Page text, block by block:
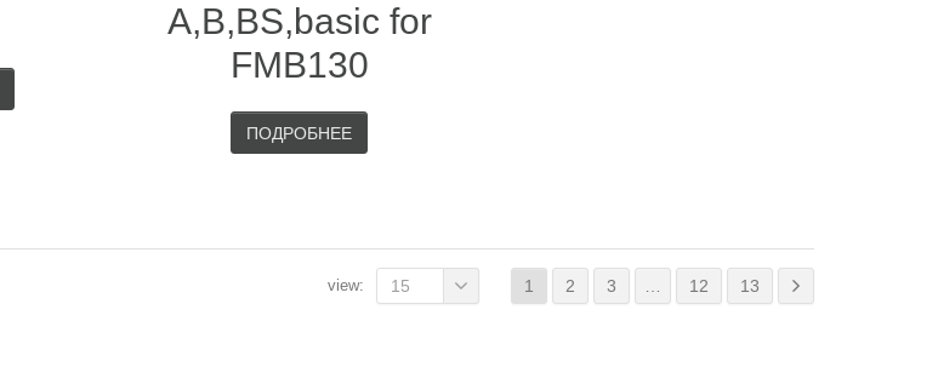
A,B,BS,basic for
FMB130
ПОДРОБНЕЕ
1 2 3 12 13
view: 15